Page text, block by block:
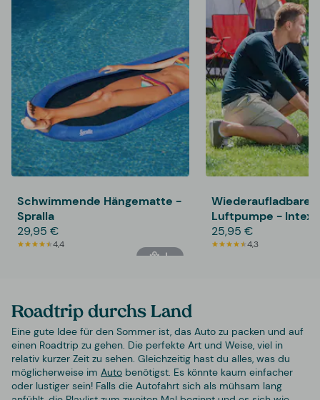
Schwimmende Hängematte -
Spralla
29,95 €
4,4
Wiederaufladbare
Luftpumpe - Intex
25,95 €
4,3
Roadtrip durchs Land
Eine gute Idee für den Sommer ist, das Auto zu packen und auf
einen Roadtrip zu gehen. Die perfekte Art und Weise, viel in
relativ kurzer Zeit zu sehen. Gleichzeitig hast du alles, was du
möglicherweise im Auto benötigst. Es könnte kaum einfacher
oder lustiger sein! Falls die Autofahrt sich als mühsam lang